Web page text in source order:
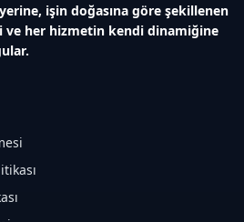
işin doğasına göre şekillenen
her hizmetin kendi dinamiğine